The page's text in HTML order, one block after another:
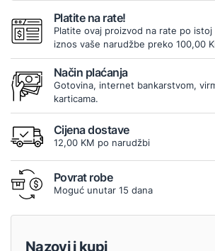
Platite na rate!
Platite ovaj proizvod na rate po
iznos vaše narudžbe preko 100,00
Način plaćanja
Gotovina, internet bankarstvom,
karticama.
Cijena dostave
12,00 KM po narudžbi
Povrat robe
Moguć unutar 15 dana
Nazovi i kupi